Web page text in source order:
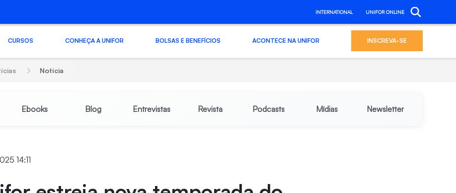
INTERNATIONAL UNIFOR ONLINE
CURSOS CONHEÇA A UNIFOR BOLSAS E BENEFÍCIOS ACONTECE NA UNIFOR INSCREVA-SE
Notícia
Ebooks Blog Entrevistas Revista Podcasts Mídias Newsletter
14:11